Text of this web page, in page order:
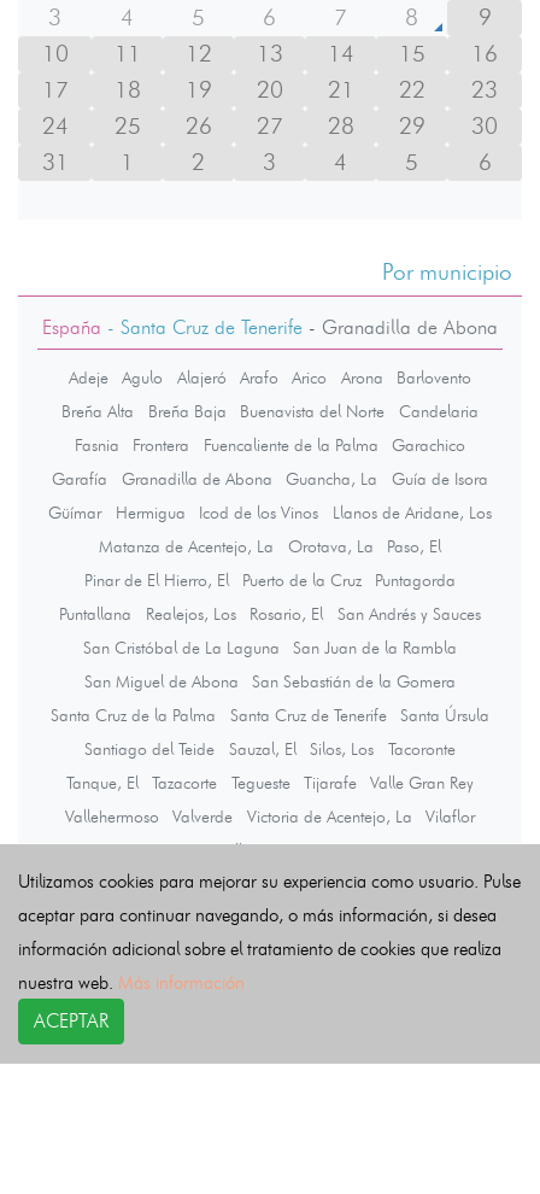
3
4 5 6 7 8
9
10
11 12 13 14 15
16
17
18 19 20 21 22
23
24
25 26 27 28 29
30
31
1 2 3 4 5 6
Por municipio
España - Santa Cruz de Tenerife - Granadilla de Abona
Adeje Agulo Alajeró Arafo Arico Arona
Barlovento
Breña Alta
Breña Baja Buenavista del Norte
Candelaria
Fasnia
Frontera Fuencaliente de la Palma
Garachico
Garafía
Granadilla de Abona Guancha, La
Guía de Isora
Güímar
Hermigua Icod de los Vinos
Llanos de Aridane, Los
Matanza de Acentejo, La
Orotava, La
Paso, El
Pinar de El Hierro, El
Puerto de la Cruz
Puntagorda
Puntallana
Realejos, Los Rosario, El
San Andrés y Sauces
San Cristóbal de La Laguna
San Juan de la Rambla
San Miguel de Abona
San Sebastián de la Gomera
Santa Cruz de la Palma
Santa Cruz de Tenerife
Santa Úrsula
Santiago del Teide
Sauzal, El Silos, Los
Tacoronte
Tanque, El
Tazacorte Tegueste Tijarafe
Valle Gran Rey
Vallehermoso
Valverde Victoria de Acentejo, La
Vilaflor
Villa de Mazo
Últimas noticias
Utilizamos cookies para mejorar su experiencia como usuario. Pulse
aceptar para continuar navegando, o más información, si desea
información adicional sobre el tratamiento de cookies que realiza
nuestra web. Más información
ACEPTAR